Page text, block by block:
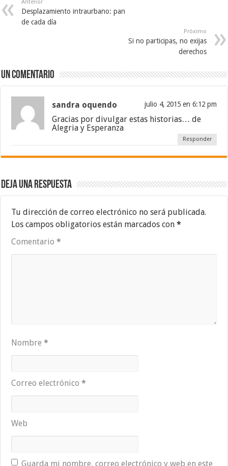
Anterior
Desplazamiento intraurbano: pan
de cada día
Próximo
Si no participas, no exijas
derechos
Un comentario
sandra oquendo julio 4, 2015 en 6:12 pm
Gracias por divulgar estas historias… de
Alegria y Esperanza
Responder
Deja una respuesta
Tu dirección de correo electrónico no será publicada.
Los campos obligatorios están marcados con*
Comentario*
Nombre*
Correo electrónico*
Web
Guarda mi nombre, correo electrónico y web en este